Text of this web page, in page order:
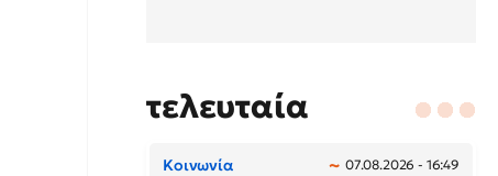
τελευταία
Κοινωνία 07.08.2026 - 16:49